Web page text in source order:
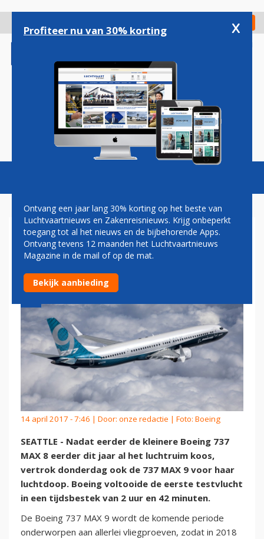
gaan
Check in
Magazine Podcasts Vacatures
SUCCESVOLLE TESTVLUCHT
EERSTE BOEING 737 MAX 9
14 april 2017 - 7:46 | Door: onze redactie | Foto: Boeing
SEATTLE - Nadat eerder de kleinere Boeing 737
MAX 8 eerder dit jaar al het luchtruim koos,
vertrok donderdag ook de 737 MAX 9 voor haar
luchtdoop. Boeing voltooide de eerste testvlucht
in een tijdsbestek van 2 uur en 42 minuten.
De Boeing 737 MAX 9 wordt de komende periode
onderworpen aan allerlei vliegproeven, zodat in 2018
Profiteer nu van 30% korting x
Ontvang een jaar lang 30% korting op het beste van
Luchtvaartnieuws en Zakenreisnieuws. Krijg onbeperkt
toegang tot al het nieuws en de bijbehorende Apps.
Ontvang tevens 12 maanden het Luchtvaartnieuws
Magazine in de mail of op de mat.
Bekijk aanbieding